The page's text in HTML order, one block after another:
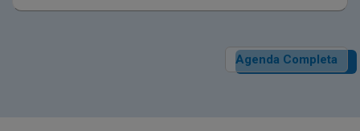
Agenda Completa